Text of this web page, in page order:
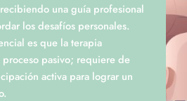
una guía profesional
los desafíos personales.
es que la terapia
pasivo; requiere de
activa para lograr un